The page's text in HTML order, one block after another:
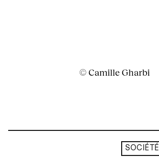
© Camille Gharbi
SOCIÉTÉ